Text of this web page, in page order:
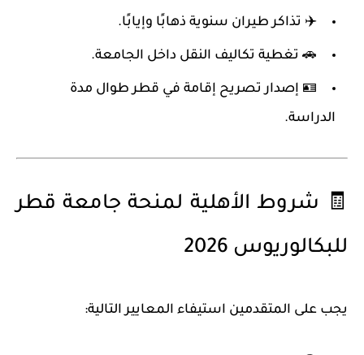
✈️ تذاكر طيران سنوية ذهابًا وإيابًا.
🚗 تغطية تكاليف النقل داخل الجامعة.
🪪 إصدار تصريح إقامة في قطر طوال مدة
الدراسة.
🧾 شروط الأهلية لمنحة جامعة قطر
للبكالوريوس 2026
يجب على المتقدمين استيفاء المعايير التالية: